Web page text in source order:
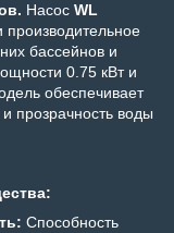
Насос WL
производительное
бассейнов и
0.75 кВт и
обеспечивает
прозрачность воды
Способность